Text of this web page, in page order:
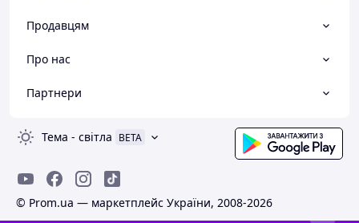
Продавцям
Про нас
Партнери
Тема - світла BETA
© Prom.ua — маркетплейс України, 2008-2026